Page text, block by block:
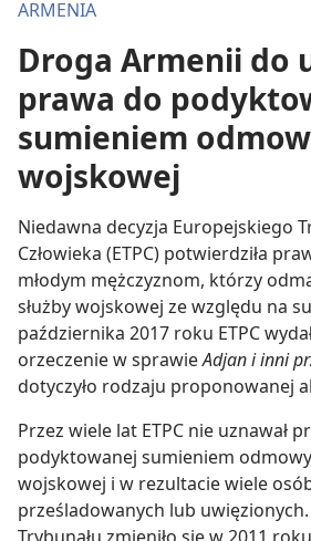
ARMENIA
Droga Armenii do
prawa do
sumieniem
wojskowej
Niedawna decyzja Europejskiego
Człowieka (ETPC) potwierdziła
młodym mężczyznom, którzy
służby wojskowej ze względu na
października 2017 roku ETPC
orzeczenie w sprawieAdjan i inni
dotyczyło rodzaju proponowanej
Przez wiele lat ETPC nie uznawał
podyktowanej sumieniem odmowy
wojskowej i w rezultacie wiele
prześladowanych lub